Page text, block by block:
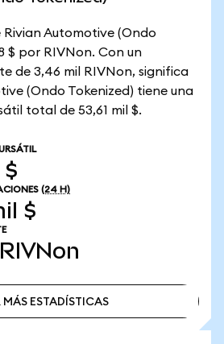
Rivian Automotive (Ondo
$ por RIVNon. Con un
de 3,46 mil RIVNon, significa
(Ondo Tokenized) tiene una
total de 53,61 mil $.
$
(24 H)
$
RIVNon
MÁS ESTADÍSTICAS